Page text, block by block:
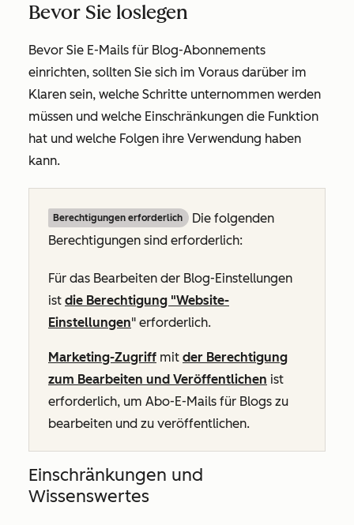
Bevor Sie loslegen
Bevor Sie E-Mails für Blog-Abonnements
einrichten, sollten Sie sich im Voraus darüber im
Klaren sein, welche Schritte unternommen werden
müssen und welche Einschränkungen die Funktion
hat und welche Folgen ihre Verwendung haben
kann.
Berechtigungen erforderlich
Die folgenden
Berechtigungen sind erforderlich:
Für das Bearbeiten der Blog-Einstellungen
ist die Berechtigung "Website-
Einstellungen" erforderlich.
Marketing-Zugriff mit der Berechtigung
zum Bearbeiten und Veröffentlichen ist
erforderlich, um Abo-E-Mails für Blogs zu
bearbeiten und zu veröffentlichen.
Einschränkungen und
Wissenswertes